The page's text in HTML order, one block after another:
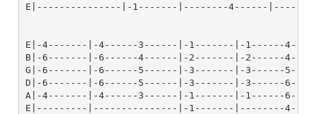
E|---------------|-1-------|--------4------
E|-4-------|-4------3------|-1-------|-1------
B|-6-------|-6------4------|-2-------|-2------
G|-6-------|-6------5------|-3-------|-3------
D|-6-------|-6------5------|-3-------|-3------
A|-4-------|-4------3------|-1-------|-1------
E|---------|---------------|-1-------|--------